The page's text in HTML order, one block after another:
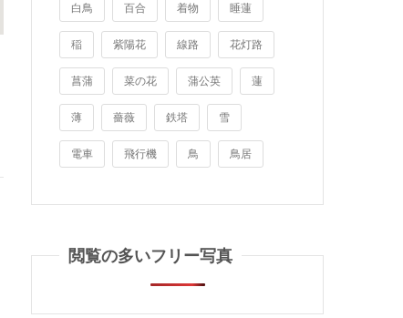
白鳥 百合 着物 睡蓮
稲 紫陽花 線路 花灯路
菖蒲 菜の花 蒲公英 蓮
薄 薔薇 鉄塔 雪
電車 飛行機 鳥 鳥居
閲覧の多いフリー写真